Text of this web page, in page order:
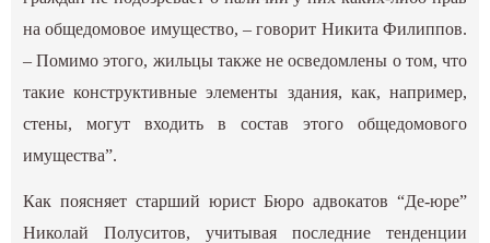
на общедомовое имущество, – говорит Никита Филиппов.
– Помимо этого, жильцы также не осведомлены о том, что
такие конструктивные элементы здания, как, например,
стены, могут входить в состав этого общедомового
имущества”.
Как поясняет старший юрист Бюро адвокатов “Де-юре”
Николай Полуситов, учитывая последние тенденции